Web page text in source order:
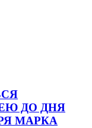
ДО ДНЯ
МАРКА